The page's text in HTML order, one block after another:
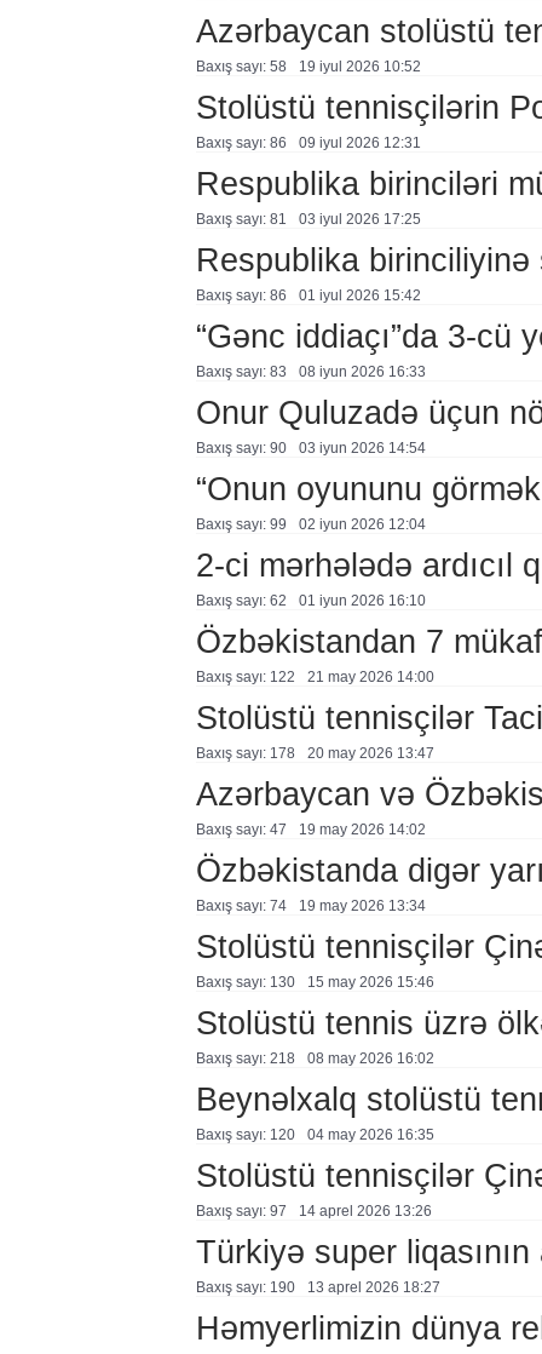
Azərbaycan stolüstü
Baxış sayı: 58 19 i̇yul 2026 10:52
Stolüstü tennisçilərin
Baxış sayı: 86 09 i̇yul 2026 12:31
Respublika birinciləri
Baxış sayı: 81 03 i̇yul 2026 17:25
Respublika birinciliyinə
Baxış sayı: 86 01 i̇yul 2026 15:42
“Gənc iddiaçı”da 3-cü
Baxış sayı: 83 08 i̇yun 2026 16:33
Onur Quluzadə üçun
Baxış sayı: 90 03 i̇yun 2026 14:54
“Onun oyununu
Baxış sayı: 99 02 i̇yun 2026 12:04
2-ci mərhələdə ardıcıl
Baxış sayı: 62 01 i̇yun 2026 16:10
Özbəkistandan 7
Baxış sayı: 122 21 may 2026 14:00
Stolüstü tennisçilər
Baxış sayı: 178 20 may 2026 13:47
Azərbaycan və
Baxış sayı: 47 19 may 2026 14:02
Özbəkistanda digər
Baxış sayı: 74 19 may 2026 13:34
Stolüstü tennisçilər
Baxış sayı: 130 15 may 2026 15:46
Stolüstü tennis üzrə
Baxış sayı: 218 08 may 2026 16:02
Beynəlxalq stolüstü
Baxış sayı: 120 04 may 2026 16:35
Stolüstü tennisçilər
Baxış sayı: 97 14 aprel 2026 13:26
Türkiyə super liqasının
Baxış sayı: 190 13 aprel 2026 18:27
Həmyerlimizin dünya